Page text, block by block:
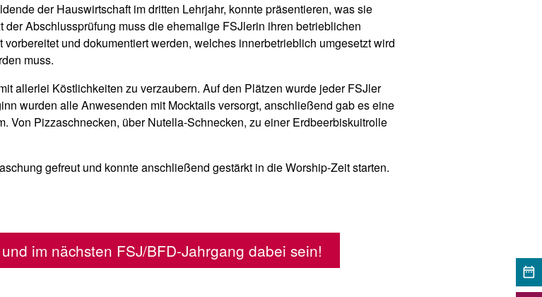
der Hauswirtschaft im dritten Lehrjahr, konnte präsentieren, was sie
Abschlussprüfung muss die ehemalige FSJlerin ihren betrieblichen
und dokumentiert werden, welches innerbetrieblich umgesetzt wird
muss.
allerlei Köstlichkeiten zu verzaubern. Auf den Plätzen wurde jeder FSJler
wurden alle Anwesenden mit Mocktails versorgt, anschließend gab es eine
Von Pizzaschnecken, über Nutella-Schnecken, zu einer Erdbeerbiskuitrolle
gefreut und konnte anschließend gestärkt in die Worship-Zeit starten.
im nächsten FSJ/BFD-Jahrgang dabei sein!
date_range